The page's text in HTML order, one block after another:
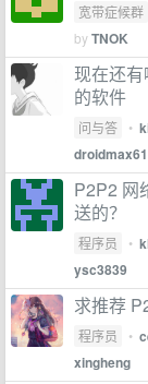
宽带症候群
byTNOK
现在还
的软件
问与答 •
droidmax61
P2P2 网
送的？
程序员 •
ysc3839
求推荐
程序员 •
xingheng